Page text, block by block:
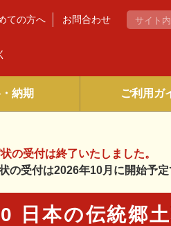
ての方へ お問合わせ
納期 ご利用ガ
の受付は終了いたしました。
の受付は2026年10月に開始予定
日本の伝統郷